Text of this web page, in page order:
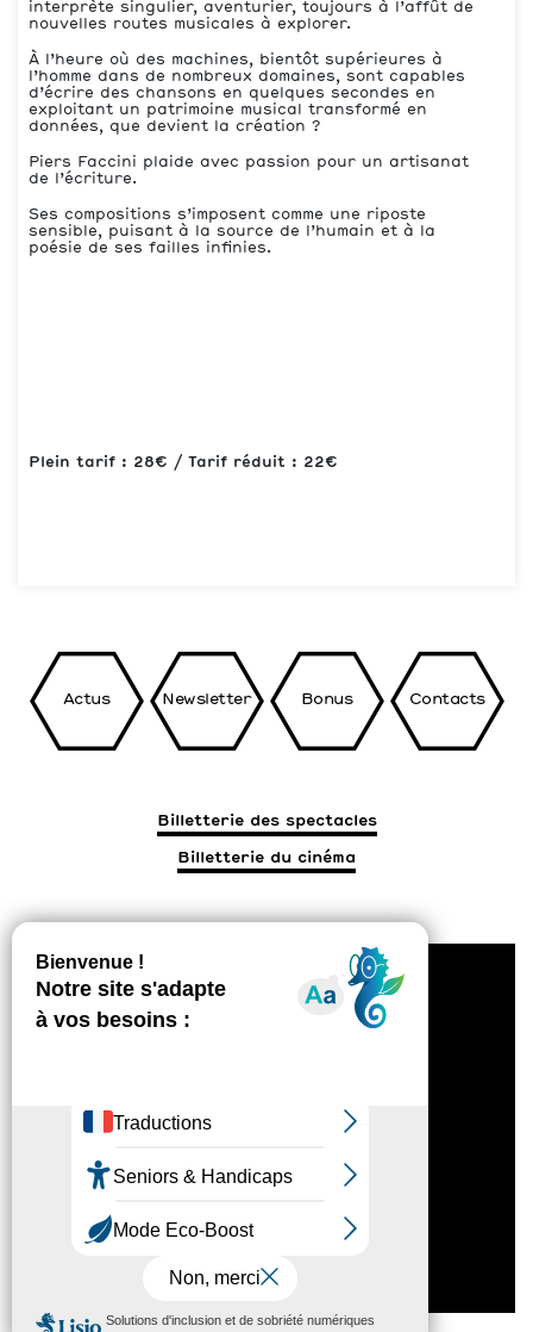
interprète singulier, aventurier, toujours à l’affût de
nouvelles routes musicales à explorer.
À l’heure où des machines, bientôt supérieures à
l’homme dans de nombreux domaines, sont capables
d’écrire des chansons en quelques secondes en
exploitant un patrimoine musical transformé en
données, que devient la création ?
Piers Faccini plaide avec passion pour un artisanat
de l’écriture.
Ses compositions s’imposent comme une riposte
sensible, puisant à la source de l’humain et à la
poésie de ses failles infinies.
Plein tarif : 28€ / Tarif réduit : 22€
Actus Newsletter Bonus Contacts
Billetterie des spectacles
Billetterie du cinéma
1 rue Louis Aragon, 26800 Portes-Lès-Valence
Politique de confidentialité